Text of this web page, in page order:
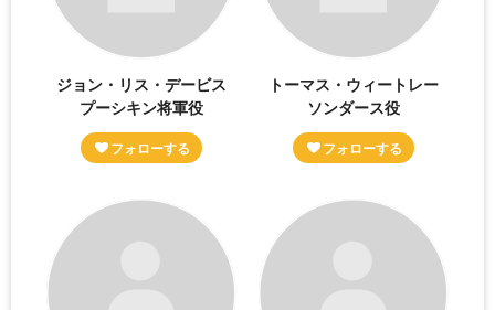
ジョン・リス・デービス
プーシキン将軍役
トーマス・ウィートレー
ソンダース役